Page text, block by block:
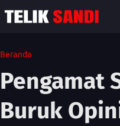
Beranda
Pengamat
Buruk